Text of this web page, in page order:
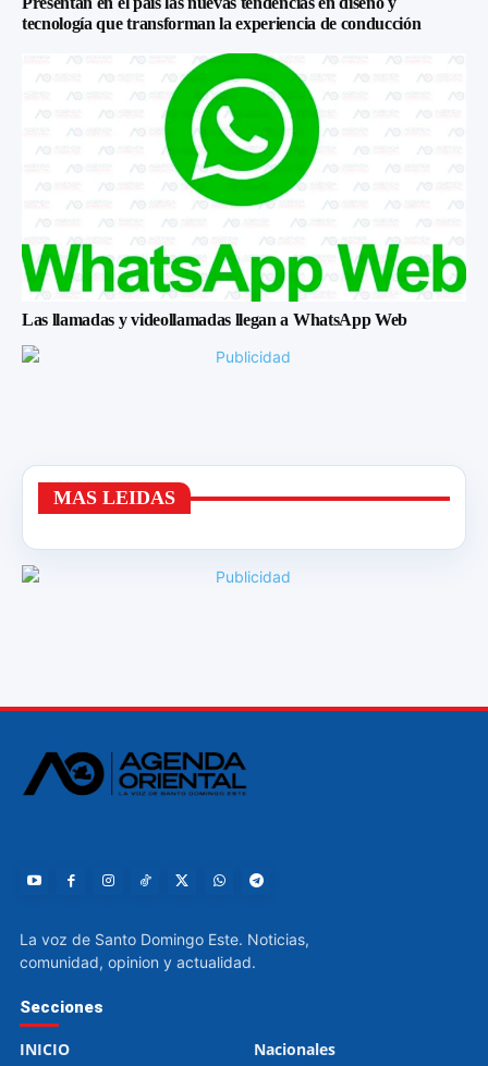
tecnología que transforman la experiencia de conducción
Las llamadas y videollamadas llegan a WhatsApp Web
MAS LEIDAS
La voz de Santo Domingo Este. Noticias,
comunidad, opinion y actualidad.
Secciones
INICIO
Nacionales